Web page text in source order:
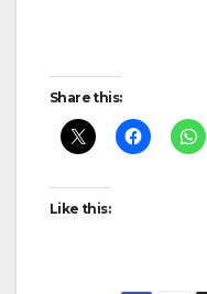
Post
navigation
Share this:
Like this: